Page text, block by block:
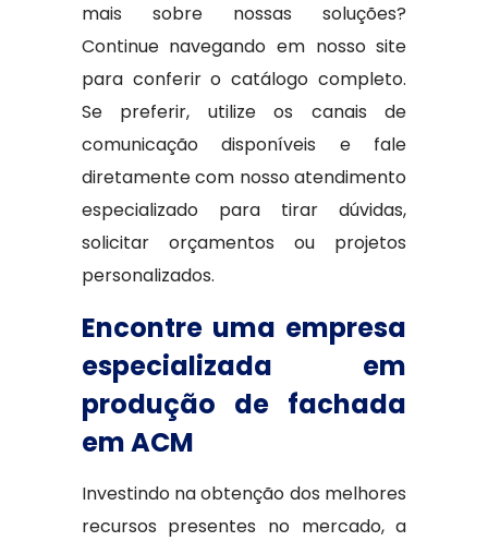
mais sobre nossas soluções?
Continue navegando em nosso site
para conferir o catálogo completo.
Se preferir, utilize os canais de
comunicação disponíveis e fale
diretamente com nosso atendimento
especializado para tirar dúvidas,
solicitar orçamentos ou projetos
personalizados.
Encontre uma empresa
especializada em
produção de fachada
em ACM
Investindo na obtenção dos melhores
recursos presentes no mercado, a